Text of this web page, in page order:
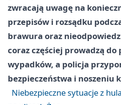
zwracają uwagę na
przepisów i rozsądku
brawura oraz
coraz częściej prowadzą do
wypadków, a policja
bezpieczeństwa i noszeniu
Niebezpieczne sytuacje z